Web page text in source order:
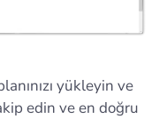
yükleyin ve
edin ve en doğru